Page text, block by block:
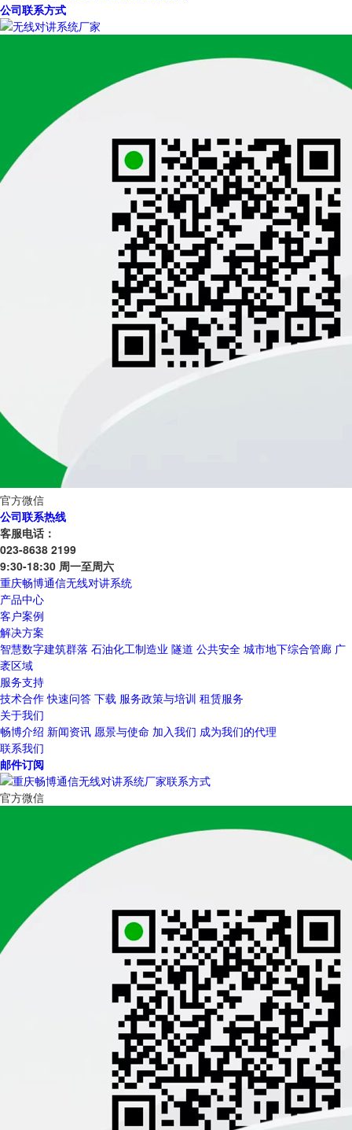
公司联系方式
官方微信
公司联系热线
客服电话：
023-8638 2199
9:30-18:30 周一至周六
重庆畅博通信无线对讲系统
产品中心
客户案例
解决方案
智慧数字建筑群落 石油化工制造业 隧道 公共安全 城市地下综合管廊 广
袤区域
服务支持
技术合作 快速问答 下载 服务政策与培训 租赁服务
关于我们
畅博介绍 新闻资讯 愿景与使命 加入我们 成为我们的代理
联系我们
邮件订阅
官方微信